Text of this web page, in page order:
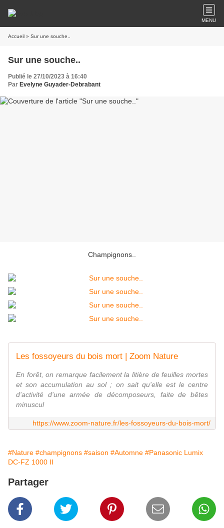
MENU
Accueil » Sur une souche..
Sur une souche..
Publié le 27/10/2023 à 16:40
Par Evelyne Guyader-Debrabant
Champignons..
Les fossoyeurs du bois mort | Zoom Nature
En forêt, on remarque facilement la litière de feuilles mortes
et son accumulation au sol ; on sait qu'elle est le centre
d'activité d'une armée de décomposeurs, faite de bêtes
minuscul
https://www.zoom-nature.fr/les-fossoyeurs-du-bois-mort/
#Nature #champignons #saison #Automne #Panasonic Lumix
DC-FZ 1000 II
Partager